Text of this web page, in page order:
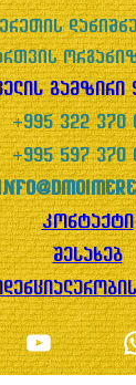
გამზირი
+995 322 370
+995 597 370
კონტაქტი
შესახებ
YouTube WhatsApp